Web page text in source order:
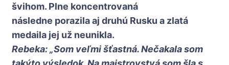
švihom. Plne koncentrovaná
následne porazila aj druhú Rusku a zlatá
medaila jej už neunikla.
Rebeka: „Som veľmi šťastná. Nečakala som